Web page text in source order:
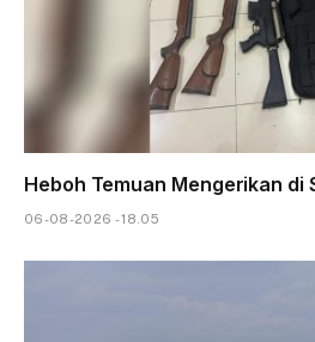
Heboh Temuan Mengerikan di
06-08-2026 - 18.05